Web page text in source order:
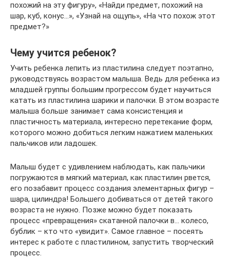
похожий на эту фигуру», «Найди предмет, похожий на
шар, куб, конус…», «Узнай на ощупь», «На что похож этот
предмет?»
Чему учится ребенок?
Учить ребенка лепить из пластилина следует поэтапно,
руководствуясь возрастом малыша. Ведь для ребенка из
младшей группы большим прогрессом будет научиться
катать из пластилина шарики и палочки. В этом возрасте
малыша больше занимает сама консистенция и
пластичность материала, интересно перетекание форм,
которого можно добиться легким нажатием маленьких
пальчиков или ладошек.
Малыш будет с удивлением наблюдать, как пальчики
погружаются в мягкий материал, как пластилин рвется,
его позабавит процесс создания элементарных фигур –
шара, цилиндра! Большего добиваться от детей такого
возраста не нужно. Позже можно будет показать
процесс «превращения» скатанной палочки в… колесо,
бублик – кто что «увидит». Самое главное – посеять
интерес к работе с пластилином, запустить творческий
процесс.